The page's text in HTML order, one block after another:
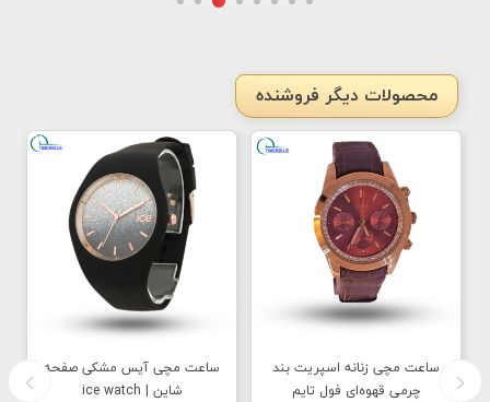
محصولات دیگر فروشنده
ساعت مچی زنانه اسپریت بند
چرمی قهوه‌ای فول تایم
ساعت مچی آیس مشکی صفحه
شاین | ice watch